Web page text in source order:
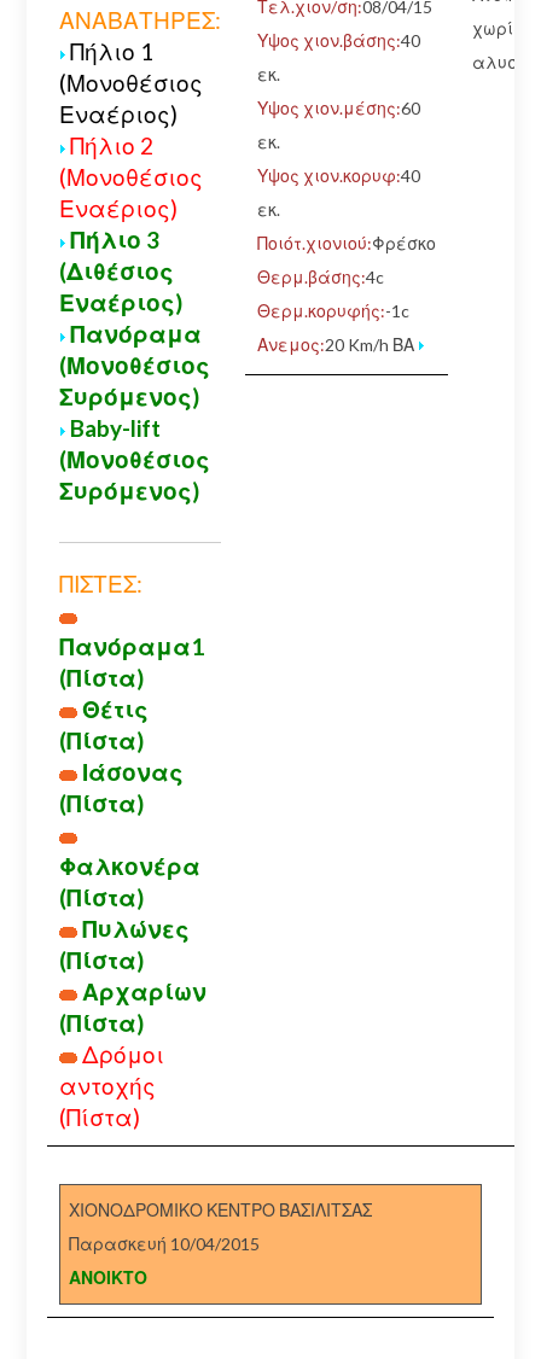
ΑΝΑΒΑΤΗΡΕΣ:
Πήλιο 1
(Μονοθέσιος
Εναέριος)
Πήλιο 2
(Μονοθέσιος
Εναέριος)
Πήλιο 3
(Διθέσιος
Εναέριος)
Πανόραμα
(Μονοθέσιος
Συρόμενος)
Baby-lift
(Μονοθέσιος
Συρόμενος)
ΠΙΣΤΕΣ:
Πανόραμα1
(Πίστα)
Θέτις
(Πίστα)
Ιάσονας
(Πίστα)
Φαλκονέρα
(Πίστα)
Πυλώνες
(Πίστα)
Αρχαρίων
(Πίστα)
Δρόμοι
αντοχής
(Πίστα)
Τελ.χιον/ση:08/04/15
Υψος χιον.βάσης:40
εκ.
Υψος χιον.μέσης:60
εκ.
Υψος χιον.κορυφ:40
εκ.
Ποιότ.χιονιού:Φρέσκο
Θερμ.βάσης:4c
Θερμ.κορυφής:-1c
Ανεμος:20 Km/h ΒΑ
χωρίς
ΧΙΟΝΟΔΡΟΜΙΚΟ ΚΕΝΤΡΟ ΒΑΣΙΛΙΤΣΑΣ
Παρασκευή 10/04/2015
ΑΝΟΙΚΤΟ